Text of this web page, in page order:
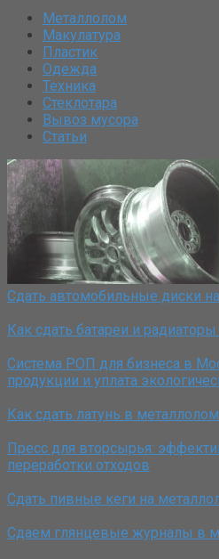
Металлолом
Макулатура
Пластик
Одежда
Техника
Стеклотара
Вывоз мусора
Статьи
Сдать автомобильные диски
Как сдать батареи и
Система РОП для бизнеса в
продукции и уплата
Как сдать латунь в
Пресс для вторсырья:
переработки отходов
Сдать пивные кеги на
Сдаем глянцевые журналы в